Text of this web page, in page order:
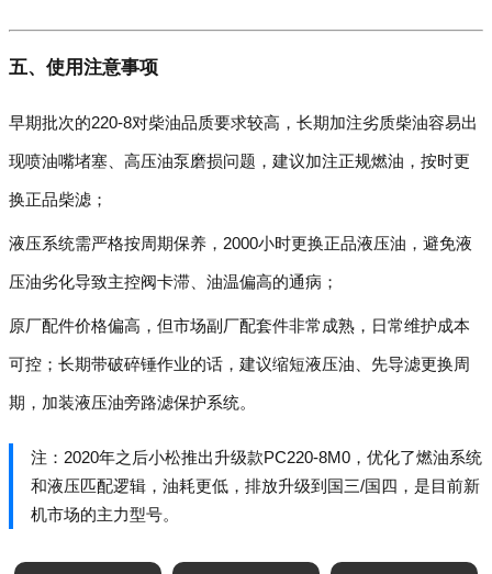
五、使用注意事项
早期批次的220-8对柴油品质要求较高，长期加注劣质柴油容易出
现喷油嘴堵塞、高压油泵磨损问题，建议加注正规燃油，按时更
换正品柴滤；
液压系统需严格按周期保养，2000小时更换正品液压油，避免液
压油劣化导致主控阀卡滞、油温偏高的通病；
原厂配件价格偏高，但市场副厂配套件非常成熟，日常维护成本
可控；长期带破碎锤作业的话，建议缩短液压油、先导滤更换周
期，加装液压油旁路滤保护系统。
注：2020年之后小松推出升级款PC220-8M0，优化了燃油系统
和液压匹配逻辑，油耗更低，排放升级到国三/国四，是目前新
机市场的主力型号。